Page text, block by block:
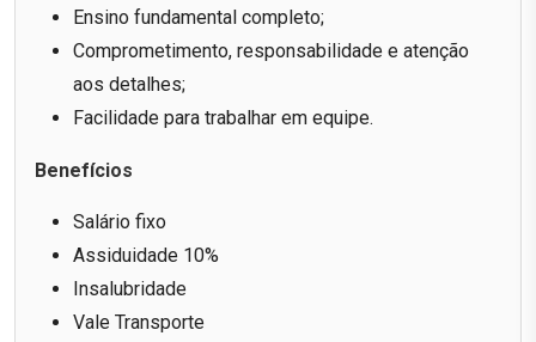
Ensino fundamental completo;
Comprometimento, responsabilidade e atenção
aos detalhes;
Facilidade para trabalhar em equipe.
Benefícios
Salário fixo
Assiduidade 10%
Insalubridade
Vale Transporte